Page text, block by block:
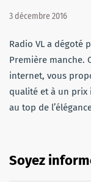
3 décembre 2016
Radio VL a dégoté
Première manche.
internet, vous
qualité et à un prix
au top de
Soyez